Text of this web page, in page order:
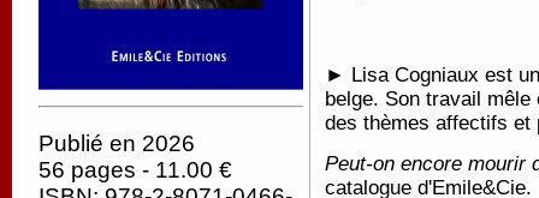
Publié en 2026
56 pages - 11.00 €
► Lisa Cogniaux est
belge. Son travail
des thèmes affectifs et
Peut-on encore mourir
catalogue